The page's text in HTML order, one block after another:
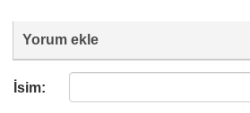
Yorum ekle
İsim: